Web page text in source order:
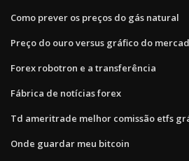
Como prever os preços do gás natural
Preço do ouro versus gráfico do
Forex robotron e a transferência
Fábrica de notícias forex
Td ameritrade melhor comissão etfs
Onde guardar meu bitcoin